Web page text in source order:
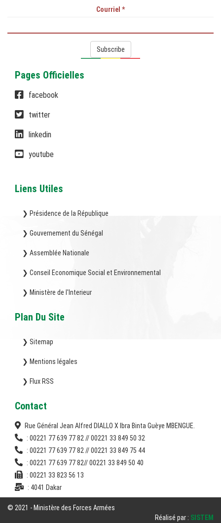
Courriel *
Subscribe
Pages Officielles
facebook
twitter
linkedin
youtube
Liens Utiles
❯ Présidence de la République
❯ Gouvernement du Sénégal
❯ Assemblée Nationale
❯ Conseil Economique Social et Environnemental
❯ Ministère de l'Interieur
Plan Du Site
❯ Sitemap
❯ Mentions légales
❯ Flux RSS
Contact
Rue Général Jean Alfred DIALLO X Ibra Binta Guèye MBENGUE.
: 00221 77 639 77 82 // 00221 33 849 50 32
: 00221 77 639 77 82 // 00221 33 849 75 44
: 00221 77 639 77 82// 00221 33 849 50 40
: 00221 33 823 56 13
: 4041 Dakar
© 2021 - Ministère des Forces Armées
Réalisé par : SISTEM